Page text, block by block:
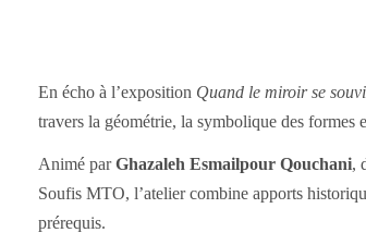
En écho à l’exposition Quand le miroir se
travers la géométrie, la symbolique des formes
Animé parGhazaleh Esmailpour Qouchani,
Soufis MTO, l’atelier combine apports
prérequis.